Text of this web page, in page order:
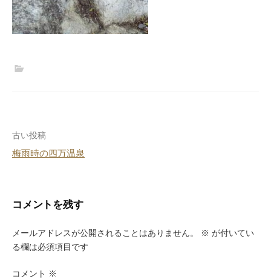
投
稿
ビ
ゲ
ー
シ
古い投稿
梅雨時の四万温泉
コメントを残す
メールアドレスが公開されることはありません。 ※ が付いてい
る欄は必須項目です
コメント ※